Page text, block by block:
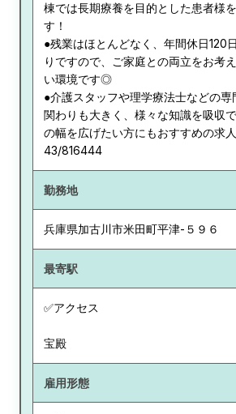
棟では長期療養を目的とした患者様
す！
●残業はほとんどなく、年間休日120
りですので、ご家庭との両立をお考
い環境です◎
●介護スタッフや理学療法士などの専
関わりも大きく、様々な知識を吸収
の幅を広げたい方にもおすすめの求人
43/816444
勤務地
兵庫県加古川市米田町平津-５９６
最寄駅
✅アクセス
宝殿
雇用形態